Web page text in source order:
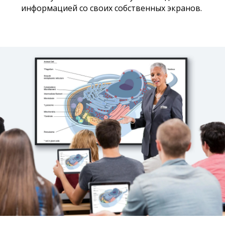
информацией со своих собственных экранов.